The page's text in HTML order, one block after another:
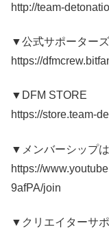
http://team-
▼公式サポーター
https://
▼DFM STORE
https://store.team-
▼メンバーシップ
https://
9afPA/join
▼クリエイターサ